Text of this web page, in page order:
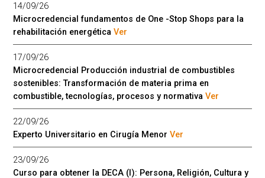
14/09/26
Microcredencial fundamentos de One -Stop Shops para la
rehabilitación energéticaVer
17/09/26
Microcredencial Producción industrial de combustibles
sostenibles: Transformación de materia prima en
combustible, tecnologías, procesos y normativaVer
22/09/26
Experto Universitario en Cirugía MenorVer
23/09/26
Curso para obtener la DECA (I): Persona, Religión, Cultura y